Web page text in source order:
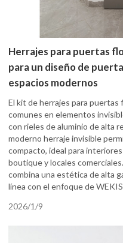
Herrajes para puertas
para un diseño de
espacios modernos
El kit de herrajes para
comunes en elementos
con rieles de aluminio de alta
moderno herraje invisible
compacto, ideal para
boutique y locales
combina una estética de alta
línea con el enfoque de
2026/1/9